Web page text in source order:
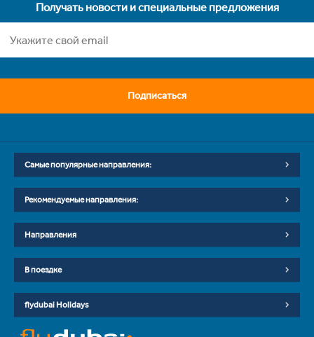
Получать новости и специальные предложения
Подписаться
Самые популярные направления:
Рекомендуемые направления:
Направления
В поездке
flydubai Holidays